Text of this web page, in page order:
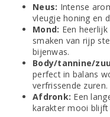
Neus: Intense
vleugje honing en
Mond: Een
smaken van rijp
bijenwas.
Body/tannine/
perfect in balans
verfrissende zuren.
Afdronk: Een
karakter mooi blijft